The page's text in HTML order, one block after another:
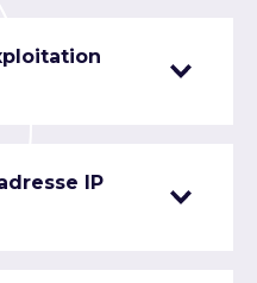
IP